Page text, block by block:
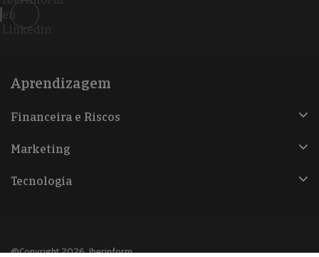
en
Linkedin
Aprendizagem
Financeira e Riscos
Marketing
Tecnologia
@Copyright 2026, Iberinform